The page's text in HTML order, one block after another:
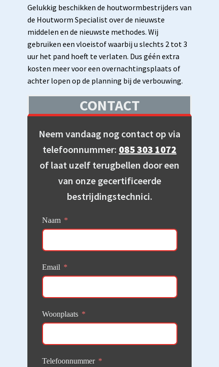
Gelukkig beschikken de houtwormbestrijders van
de Houtworm Specialist over de nieuwste
middelen en de nieuwste methodes. Wij
gebruiken een vloeistof waarbij u slechts 2 tot 3
uur het pand hoeft te verlaten. Dus géén extra
kosten meer voor een overnachtingsplaats of
achter lopen op de planning bij de verbouwing.
CONTACT
Neem vandaag nog contact op via
telefoonnummer: 085 303 1072
of laat uzelf terugbellen door een
van onze gecertificeerde
bestrijdingstechnici.
Naam
Email
Woonplaats
Telefoonnummer